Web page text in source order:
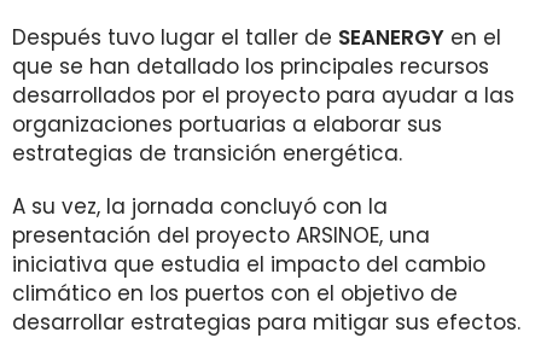
Después tuvo lugar el taller de SEANERGY en el
que se han detallado los principales recursos
desarrollados por el proyecto para ayudar a las
organizaciones portuarias a elaborar sus
estrategias de transición energética.
A su vez, la jornada concluyó con la
presentación del proyecto ARSINOE, una
iniciativa que estudia el impacto del cambio
climático en los puertos con el objetivo de
desarrollar estrategias para mitigar sus efectos.